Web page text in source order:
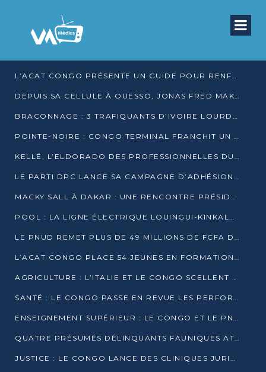
L’ACAT CONGO PRÉSENTE UN GUIDE POUR RENFORCER LES GARANTIES JUDICIAIRES EN GARDE À VUE
DEPUIS SA CELLULE À OUESSO, JONAS FRED MAKITA DÉNONCE CE QU’IL QUALIFIE DE DÉNI DE JUSTICE
BRACONNAGE : 3 TRAFIQUANTS D’IVOIRE LOURDEMENT CONDAMNÉS À DJAMBALA
POINTE-NOIRE : CONGO TERMINAL FRANCHIT UN CAP HISTORIQUE AVEC 99 MOUVEMENTS/HEURE
KELLÉ, L’ELDORADO DES PROFESSIONNELLES DU SEXE
LE PARTI DPC LANCE SA CAMPAGNE D’ADHÉSIONS ET VEUT STRUCTURER SA PRÉSENCE DANS LES 15 DÉPARTEMENTS
MACKY SALL À DAKAR : UNE RENCONTRE PRÉSIDENTIELLE QUI DIVISE L’OPINION SÉNÉGALAISE
POOL : LA LIGNE ÉLECTRIQUE LOUINGUI-KINKALA-BOKO MISE EN SERVICE
LE PNUD REMET PLUS DE 49 MILLIONS DE FCFA D’ÉQUIPEMENTS POUR ACCÉLÉRER LA NUMÉRISATION DU SYSTÈME DE SANTÉ
L’ACAT CONGO PLACE 54 JEUNES EN FORMATION PROFESSIONNELLE
AGRICULTURE : L’ITALIE ET LE CONGO SCELLENT UN PARTENARIAT POUR UNE PRODUCTION LOCALE DURABLE
SANTÉ : LE CONGO PASSE EN REVUE LES PERFORMANCES DE SES HÔPITAUX À MI-PARCOURS
ENSEIGNEMENT SUPÉRIEUR : LE CONGO ET LE PNUD VEULENT RAPPROCHER LA FORMATION UNIVERSITAIRE DES BESOINS DU MARCHÉ DE L’EMPLOI
QUATRE PRÉSUMÉS DÉLINQUANTS FAUNIQUES ATTENDUS DEVANT LA JUSTICE POUR TRAFIC D’IVOIRE
JUSTICE : LE CONGO LANCE DES CLINIQUES JURIDIQUES POUR RAPPROCHER LE DROIT DES CITOYENS